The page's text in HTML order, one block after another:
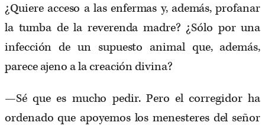
¿Quiere acceso a las enfermas y, además, profanar
la tumba de la reverenda madre? ¿Sólo por una
infección de un supuesto animal que, además,
parece ajeno a la creación divina?
—Sé que es mucho pedir. Pero el corregidor ha
ordenado que apoyemos los menesteres del señor